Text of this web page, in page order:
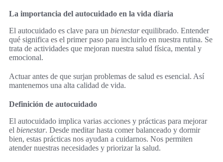
La importancia del autocuidado en la vida diaria
El autocuidado es clave para un bienestarequilibrado. Entender
qué significa es el primer paso para incluirlo en nuestra rutina. Se
trata de actividades que mejoran nuestra salud física, mental y
emocional.
Actuar antes de que surjan problemas de salud es esencial. Así
mantenemos una alta calidad de vida.
Definición de autocuidado
El autocuidado implica varias acciones y prácticas para mejorar
el bienestar. Desde meditar hasta comer balanceado y dormir
bien, estas prácticas nos ayudan a cuidarnos. Nos permiten
atender nuestras necesidades y priorizar la salud.